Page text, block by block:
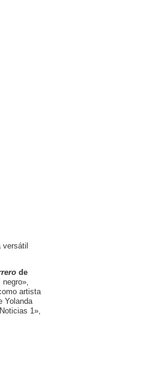
de
artista
Yolanda
1»,